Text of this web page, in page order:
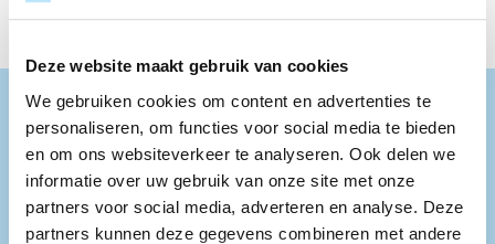
Deze website maakt gebruik van cookies
We gebruiken cookies om content en advertenties te
personaliseren, om functies voor social media te bieden
en om ons websiteverkeer te analyseren. Ook delen we
informatie over uw gebruik van onze site met onze
partners voor social media, adverteren en analyse. Deze
partners kunnen deze gegevens combineren met andere
Meer nieuws